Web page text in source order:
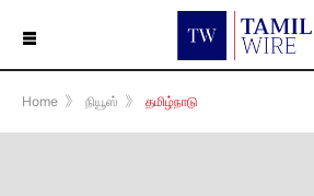
☰
Home 》 நியூஸ் 》 தமிழ்நாடு